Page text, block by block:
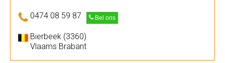
0474 08 59 87 Bel ons
Bierbeek (3360)
Vlaams Brabant